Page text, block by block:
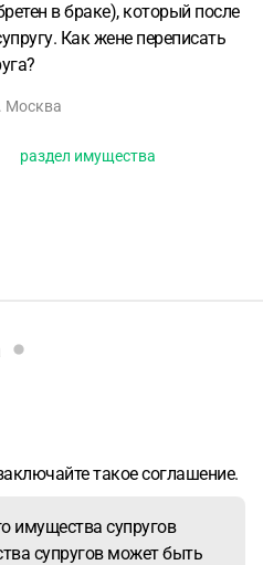
в браке), который после
Как жене переписать
Москва
раздел имущества
такое соглашение.
имущества супругов
супругов может быть